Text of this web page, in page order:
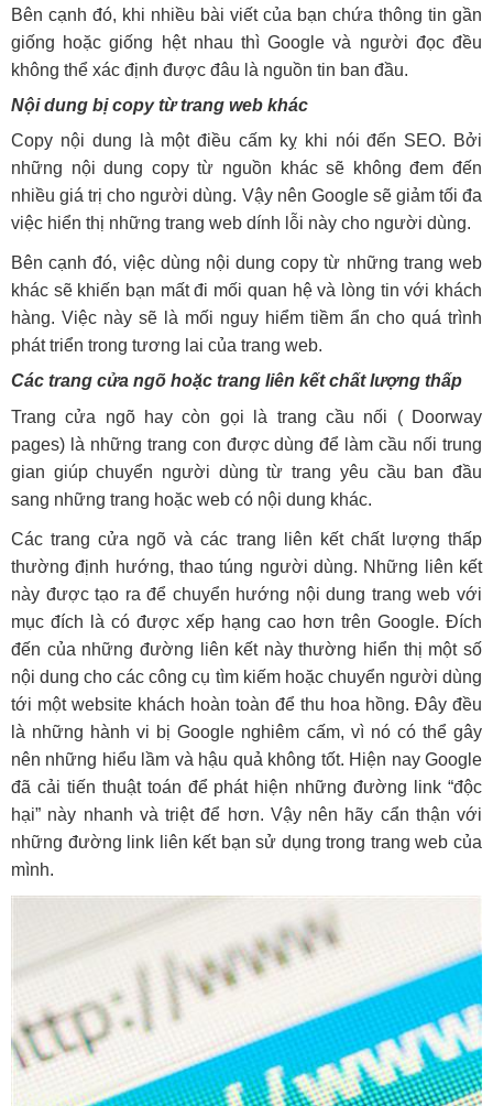
Bên cạnh đó, khi nhiều bài viết của bạn chứa thông tin gần
giống hoặc giống hệt nhau thì Google và người đọc đều
không thể xác định được đâu là nguồn tin ban đầu.
Nội dung bị copy từ trang web khác
Copy nội dung là một điều cấm kỵ khi nói đến SEO. Bởi
những nội dung copy từ nguồn khác sẽ không đem đến
nhiều giá trị cho người dùng. Vậy nên Google sẽ giảm tối đa
việc hiển thị những trang web dính lỗi này cho người dùng.
Bên cạnh đó, việc dùng nội dung copy từ những trang web
khác sẽ khiến bạn mất đi mối quan hệ và lòng tin với khách
hàng. Việc này sẽ là mối nguy hiểm tiềm ẩn cho quá trình
phát triển trong tương lai của trang web.
Các trang cửa ngõ hoặc trang liên kết chất lượng thấp
Trang cửa ngõ hay còn gọi là trang cầu nối ( Doorway
pages) là những trang con được dùng để làm cầu nối trung
gian giúp chuyển người dùng từ trang yêu cầu ban đầu
sang những trang hoặc web có nội dung khác.
Các trang cửa ngõ và các trang liên kết chất lượng thấp
thường định hướng, thao túng người dùng. Những liên kết
này được tạo ra để chuyển hướng nội dung trang web với
mục đích là có được xếp hạng cao hơn trên Google. Đích
đến của những đường liên kết này thường hiển thị một số
nội dung cho các công cụ tìm kiếm hoặc chuyển người dùng
tới một website khách hoàn toàn để thu hoa hồng. Đây đều
là những hành vi bị Google nghiêm cấm, vì nó có thể gây
nên những hiểu lầm và hậu quả không tốt. Hiện nay Google
đã cải tiến thuật toán để phát hiện những đường link “độc
hại” này nhanh và triệt để hơn. Vậy nên hãy cẩn thận với
những đường link liên kết bạn sử dụng trong trang web của
mình.